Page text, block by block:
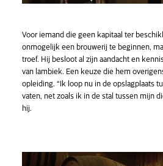
Voor iemand die geen kapitaal ter
onmogelijk een brouwerij te beginnen,
troef. Hij besloot al zijn aandacht en
van lambiek. Een keuze die hem
opleiding. “Ik loop nu in de opslagplaats
vaten, net zoals ik in de stal tussen mijn
hij.